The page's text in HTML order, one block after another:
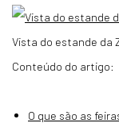
Vista do estande da
Conteúdo do artigo:
O que são as